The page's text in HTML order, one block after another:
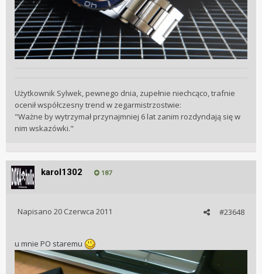
Użytkownik Sylwek, pewnego dnia, zupełnie niechcąco, trafnie
ocenił współczesny trend w zegarmistrzostwie:
"Ważne by wytrzymał przynajmniej 6 lat zanim rozdyndają się w
nim wskazówki."
karol1302 187
#23648
Napisano 20 Czerwca 2011
u mnie PO staremu